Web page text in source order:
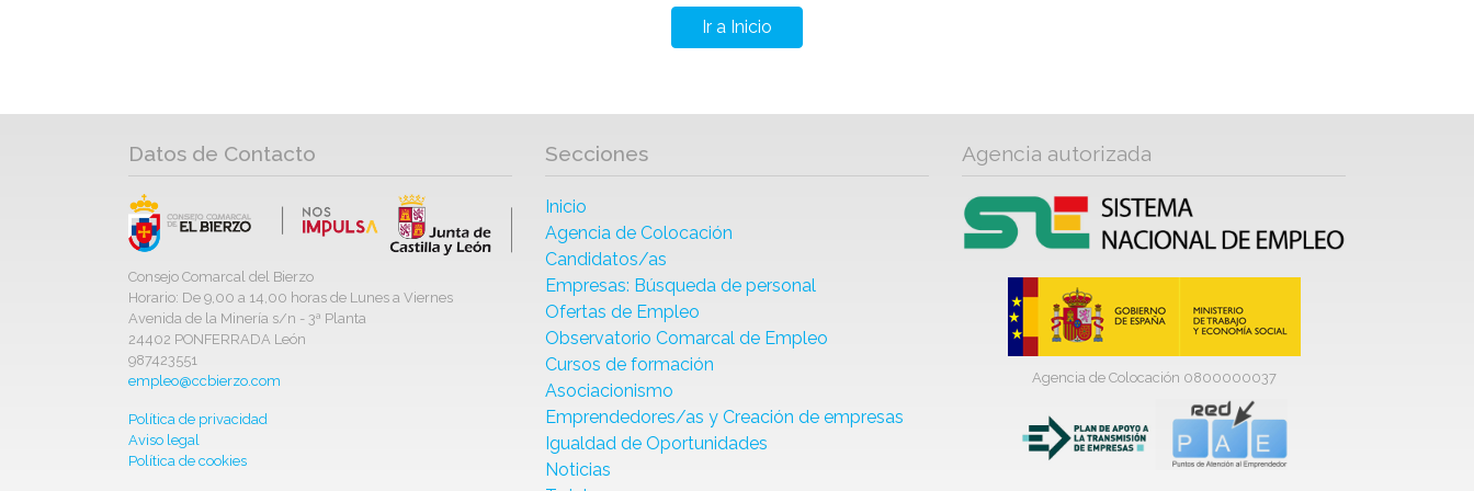
Ir a Inicio
Datos de Contacto
Consejo Comarcal del Bierzo
Horario: De 9,00 a 14,00 horas de Lunes a Viernes
Avenida de la Minería s/n - 3ª Planta
24402 PONFERRADA León
987423551
empleo@ccbierzo.com
Política de privacidad
Aviso legal
Política de cookies
Secciones
Inicio
Agencia de Colocación
Candidatos/as
Empresas: Búsqueda de personal
Ofertas de Empleo
Observatorio Comarcal de Empleo
Cursos de formación
Asociacionismo
Emprendedores/as y Creación de empresas
Igualdad de Oportunidades
Noticias
Agencia autorizada
Agencia de Colocación 0800000037